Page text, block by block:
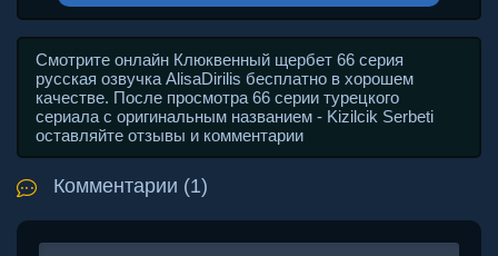
Смотрите онлайн Клюквенный щербет 66 серия
русская озвучка AlisaDirilis бесплатно в хорошем
качестве. После просмотра 66 серии турецкого
сериала с оригинальным названием - Kizilcik Serbeti
оставляйте отзывы и комментарии
Комментарии (1)